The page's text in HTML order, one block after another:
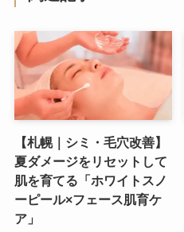
【札幌｜シミ・毛穴改善】
夏ダメージをリセットして
肌を育てる「ホワイトスノ
ーピール×フェース肌育ケ
ア」